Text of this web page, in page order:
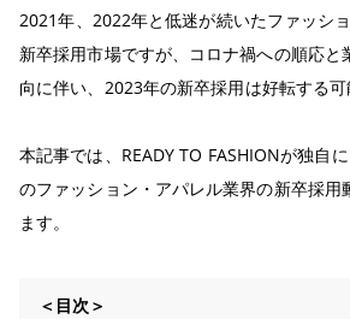
2021年、2022年と低迷が続いたファッシ
新卒採用市場ですが、コロナ禍への順応と
向に伴い、2023年の新卒採用は好転する可
本記事では、READY TO FASHIONが独自
のファッション・アパレル業界の新卒採用
ます。
＜目次＞